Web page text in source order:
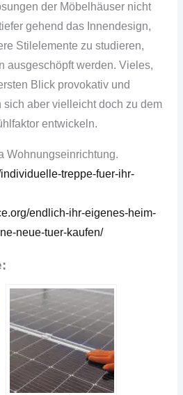
der Möbelhäuser nicht
gehend das Innendesign,
Stilelemente zu studieren,
ausgeschöpft werden. Vieles,
Blick provokativ und
sich aber vielleicht doch zu dem
entwickeln.
Wohnungseinrichtung.
treppe-fuer-ihr-
endlich-ihr-eigenes-heim-
neue-tuer-kaufen/